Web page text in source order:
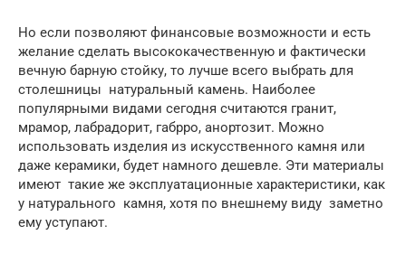
Но если позволяют финансовые возможности и есть
желание сделать высококачественную и фактически
вечную барную стойку, то лучше всего выбрать для
столешницы натуральный камень. Наиболее
популярными видами сегодня считаются гранит,
мрамор, лабрадорит, габрро, анортозит. Можно
использовать изделия из искусственного камня или
даже керамики, будет намного дешевле. Эти материалы
имеют такие же эксплуатационные характеристики, как
у натурального камня, хотя по внешнему виду заметно
ему уступают.